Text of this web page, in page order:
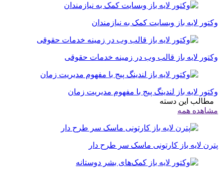
لایه باز وبسایت کمک‌ به نیازمندان
لایه باز قالب وب در زمینه خدمات حقوقی
لایه باز لندینگ پیج با مفهوم مدیریت زمان
این دسته
همه
لایه باز کارتونی ماسک سر طرح دار